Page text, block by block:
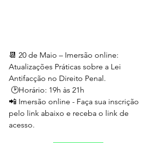
📆 20 de Maio – Imersão online:
Atualizações Práticas sobre a Lei
Antifacção no Direito Penal.
🕑Horário: 19h às 21h
📲 Imersão online - Faça sua inscrição
pelo link abaixo e receba o link de
acesso.